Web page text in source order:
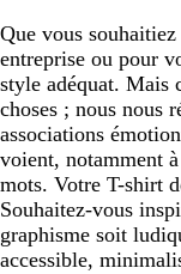
Que vous souhaitiez
entreprise ou pour
style adéquat. Mais
choses ; nous nous
associations
voient, notamment
mots. Votre T-shirt
Souhaitez-vous
graphisme soit
accessible,